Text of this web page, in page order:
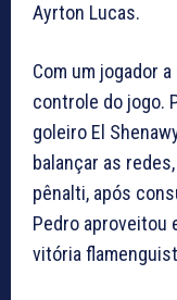
Ayrton Lucas.
Com um jogador
controle do jogo.
goleiro El
balançar as
pênalti, após
Pedro aproveitou
vitória